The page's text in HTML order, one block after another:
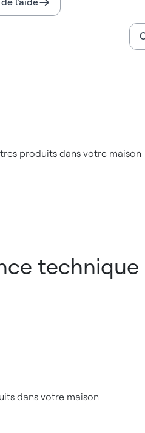
produits dans votre maison
technique
dans votre maison